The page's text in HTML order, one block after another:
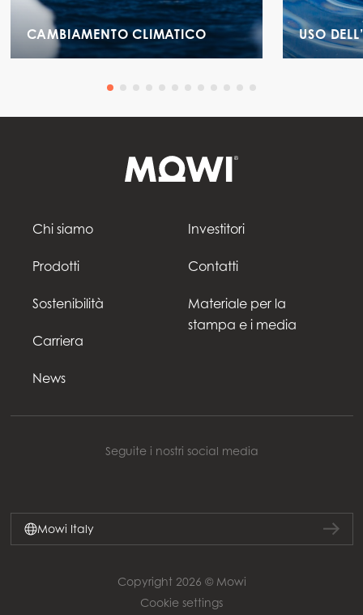
CAMBIAMENTO CLIMATICO USO
Chi siamo
Prodotti
Sostenibilità
Carriera
News
Investitori
Contatti
Materiale per la
stampa e i media
Seguite i nostri social media
Mowi Italy
Copyright 2026 © Mowi
Cookie settings